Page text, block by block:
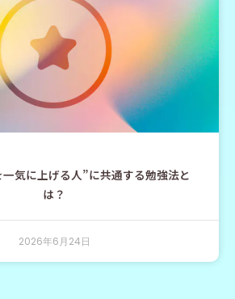
気に上げる人”に共通する勉強法と
は？
2026年6月24日